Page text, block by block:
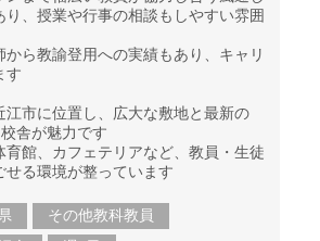
り、授業や行事の相談もしやすい雰囲
から教諭登用への実績もあり、キャリ
す
江市に位置し、広大な敷地と最新の
舎が魅力です
育館、カフェテリアなど、教員・生徒
せる環境が整っています
その他教科教員